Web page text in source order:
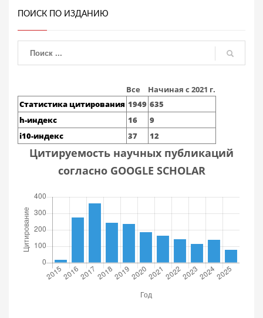
ПОИСК ПО ИЗДАНИЮ
Все
Начиная с 2021 г.
Статистика цитирования 1949 635
h-индекс
16
9
i10-индекс
37 12
Цитируемость научных публикаций
согласно GOOGLE SCHOLAR